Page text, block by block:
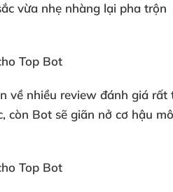
vừa nhẹ nhàng lại pha trộn
về nhiều review đánh giá rất
, còn Bot sẽ giãn nở cơ hậu